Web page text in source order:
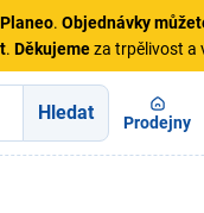
. Objednávky
. Děkujemeza trpělivost a
Hledat Prodejny